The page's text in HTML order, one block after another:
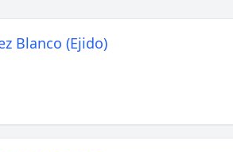
Blanco (Ejido)